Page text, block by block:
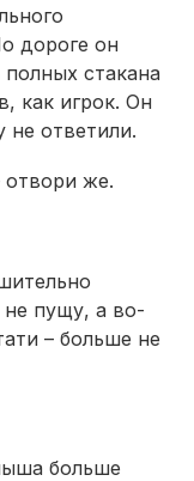
дороге он
стакана
как игрок. Он
не ответили.
отвори же.
не пущу, а во-
– больше не
больше